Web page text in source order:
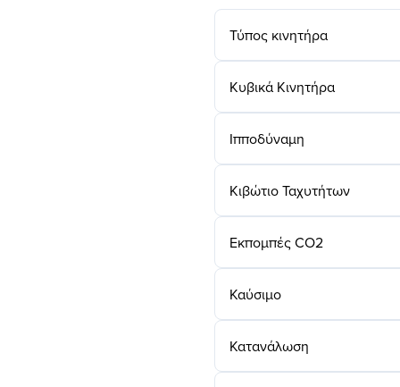
Τύπος κινητήρα
Κυβικά Κινητήρα
Ιπποδύναμη
Κιβώτιο Ταχυτήτων
Εκπομπές CO2
Καύσιμο
Κατανάλωση